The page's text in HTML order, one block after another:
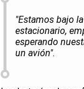
"Estamos bajo
estacionario,
esperando
un avión".